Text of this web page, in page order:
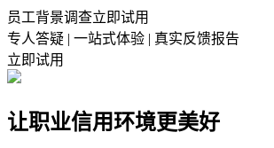
员工背景调查立即试用
专人答疑 | 一站式体验 | 真实反馈报告
立即试用
让职业信用环境更美好